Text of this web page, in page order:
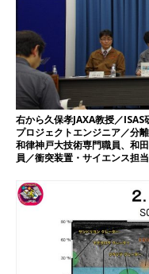
右から久保孝JAXA教授／
プロジェクトエンジニア／分
和律神戸大技術専門職員、和
員／衝突装置・サイエンス担当